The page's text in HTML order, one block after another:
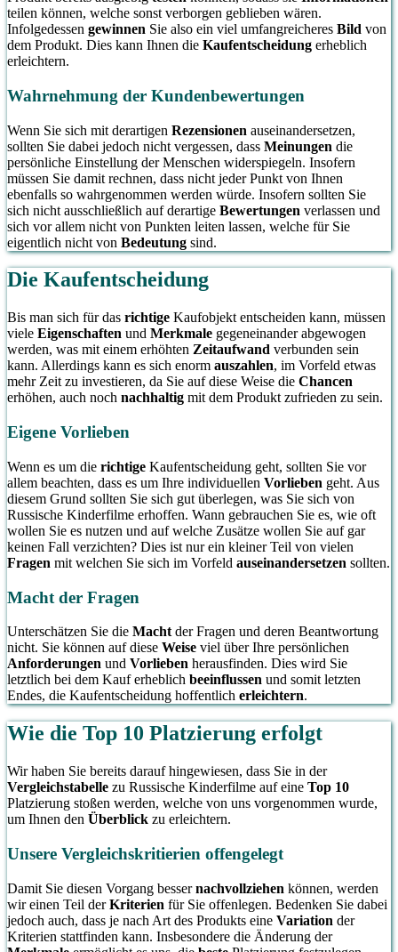
teilen können, welche sonst verborgen geblieben wären.
Infolgedessen gewinnen Sie also ein viel umfangreicheres Bild von
dem Produkt. Dies kann Ihnen die Kaufentscheidung erheblich
erleichtern.
Wahrnehmung der Kundenbewertungen
Wenn Sie sich mit derartigen Rezensionen auseinandersetzen,
sollten Sie dabei jedoch nicht vergessen, dass Meinungen die
persönliche Einstellung der Menschen widerspiegeln. Insofern
müssen Sie damit rechnen, dass nicht jeder Punkt von Ihnen
ebenfalls so wahrgenommen werden würde. Insofern sollten Sie
sich nicht ausschließlich auf derartige Bewertungen verlassen und
sich vor allem nicht von Punkten leiten lassen, welche für Sie
eigentlich nicht von Bedeutung sind.
Die Kaufentscheidung
Bis man sich für das richtige Kaufobjekt entscheiden kann, müssen
viele Eigenschaften und Merkmale gegeneinander abgewogen
werden, was mit einem erhöhten Zeitaufwand verbunden sein
kann. Allerdings kann es sich enorm auszahlen, im Vorfeld etwas
mehr Zeit zu investieren, da Sie auf diese Weise die Chancen
erhöhen, auch noch nachhaltig mit dem Produkt zufrieden zu sein.
Eigene Vorlieben
Wenn es um die richtige Kaufentscheidung geht, sollten Sie vor
allem beachten, dass es um Ihre individuellen Vorlieben geht. Aus
diesem Grund sollten Sie sich gut überlegen, was Sie sich von
Russische Kinderfilme erhoffen. Wann gebrauchen Sie es, wie oft
wollen Sie es nutzen und auf welche Zusätze wollen Sie auf gar
keinen Fall verzichten? Dies ist nur ein kleiner Teil von vielen
Fragen mit welchen Sie sich im Vorfeld auseinandersetzen sollten.
Macht der Fragen
Unterschätzen Sie die Macht der Fragen und deren Beantwortung
nicht. Sie können auf diese Weise viel über Ihre persönlichen
Anforderungen und Vorlieben herausfinden. Dies wird Sie
letztlich bei dem Kauf erheblich beeinflussen und somit letzten
Endes, die Kaufentscheidung hoffentlich erleichtern.
Wie die Top 10 Platzierung erfolgt
Wir haben Sie bereits darauf hingewiesen, dass Sie in der
Vergleichstabelle zu Russische Kinderfilme auf eine Top 10
Platzierung stoßen werden, welche von uns vorgenommen wurde,
um Ihnen den Überblick zu erleichtern.
Unsere Vergleichskritierien offengelegt
Damit Sie diesen Vorgang bessernachvollziehen können, werden
wir einen Teil derKriterien für Sie offenlegen. Bedenken Sie dabei
jedoch auch, dass je nach Art des Produkts eine Variation der
Kriterien stattfinden kann. Insbesondere die Änderung der